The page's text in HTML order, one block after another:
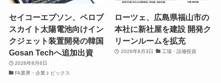
セイコーエプソン、ペロブ
スカイト太陽電池向けイン
クジェット装置開発の韓国
Gosan Techへ追加出資
2026年8月6日
FA業界・企業トピックス
ローツェ、広島県福山市の
本社に新社屋を建設 開発ク
リーンルームを拡充
2026年8月3日 工場・設備投資